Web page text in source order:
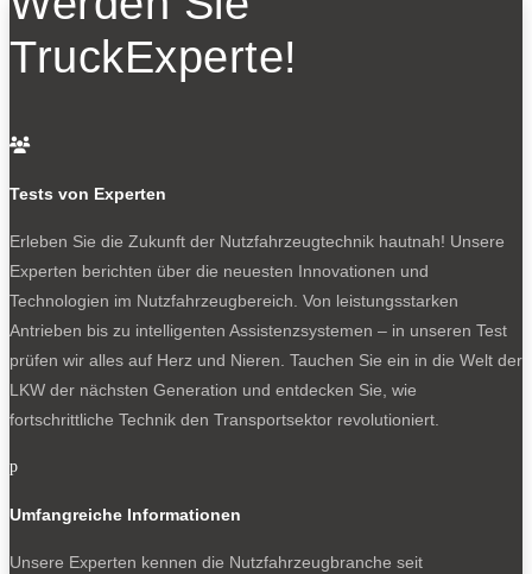
TruckExperte!

Tests von Experten
Erleben Sie die Zukunft der Nutzfahrzeugtechnik hautnah! Unsere
Experten berichten über die neuesten Innovationen und
Technologien im Nutzfahrzeugbereich. Von leistungsstarken
Antrieben bis zu intelligenten Assistenzsystemen – in unseren Test
prüfen wir alles auf Herz und Nieren. Tauchen Sie ein in die Welt der
LKW der nächsten Generation und entdecken Sie, wie
fortschrittliche Technik den Transportsektor revolutioniert.
p
Umfangreiche Informationen
Unsere Experten kennen die Nutzfahrzeugbranche seit